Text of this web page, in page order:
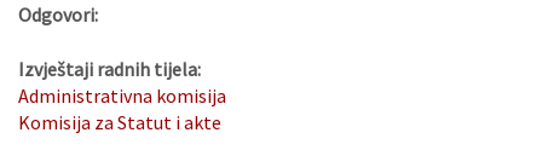
Odgovori:
Izvještaji radnih tijela:
Administrativna komisija
Komisija za Statut i akte